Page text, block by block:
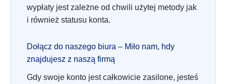
wypłaty jest zależne od chwili użytej metody jak
i również statusu konta.
Dołącz do naszego biura – Miło nam, hdy
znajdujesz z naszą firmą
Gdy swoje konto jest całkowicie zasilone, jesteś